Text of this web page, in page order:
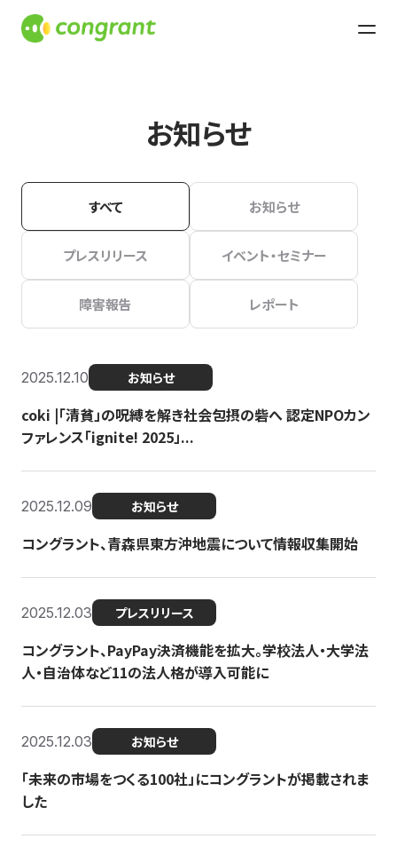
お知らせ
すべて お知らせ
プレスリリース イベント・セミナー
障害報告 レポート
2025.12.10 お知らせ
coki |「清貧」の呪縛を解き社会包摂の砦へ 認定NPOカン
ファレンス「ignite! 2025」...
2025.12.09 お知らせ
コングラント、青森県東方沖地震について情報収集開始
2025.12.03 プレスリリース
コングラント、PayPay決済機能を拡大。学校法人・大学法
人・自治体など11の法人格が導入可能に
2025.12.03 お知らせ
「未来の市場をつくる100社」にコングラントが掲載されま
した